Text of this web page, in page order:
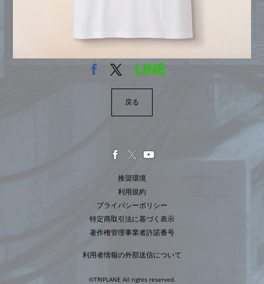
戻る
推奨環境
利用規約
プライバシーポリシー
特定商取引法に基づく表示
著作権管理事業者許諾番号
利用者情報の外部送信について
©TRIPLANE All rights reserved.